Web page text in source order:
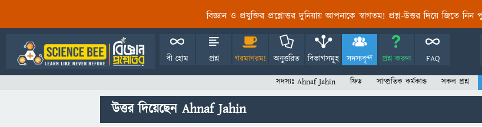
বিজ্ঞান ও প্রযুক্তির প্রশ্নোত্তর দুনিয়ায় আপনাকে স্বাগতম! প্রশ্ন-উত্তর দিয়ে জিতে নিন
বী হোম প্রশ্ন গরমাগরম! অনুত্তরিত বিভাগসমূহ সদস্যবৃন্দ প্রশ্ন করুন FAQ
সদস্যঃ Ahnaf Jahin ফিড সাম্প্রতিক কর্মকান্ড সকল প্রশ্ন
উত্তর দিয়েছেন Ahnaf Jahin